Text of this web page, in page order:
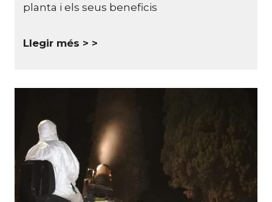
planta i els seus beneficis
Llegir més >